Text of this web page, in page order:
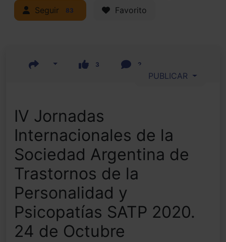
Seguir 83 Favorito
3 2
PUBLICAR
IV Jornadas
Internacionales de la
Sociedad Argentina de
Trastornos de la
Personalidad y
Psicopatías SATP 2020.
24 de Octubre